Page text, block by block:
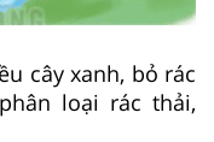
cây xanh, bỏ rác
loại rác thải,